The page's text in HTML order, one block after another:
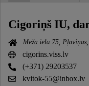
Cigoriņš IU,
Meža iela 75,
cigorins.viss.lv
(+371) 29203537
kvitok-55@inbox.lv